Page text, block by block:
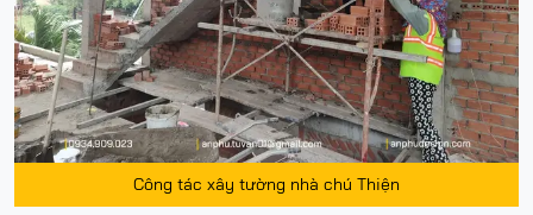
Công tác xây tường nhà chú Thiện